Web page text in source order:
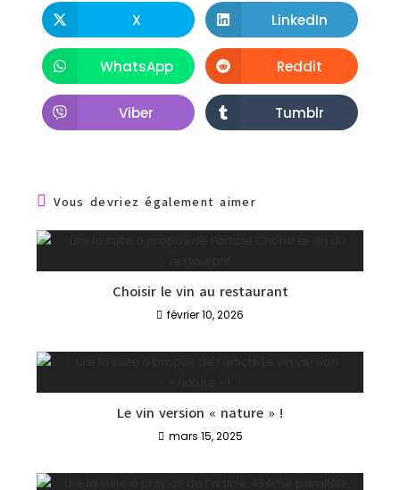
X LinkedIn
WhatsApp Reddit
Viber Tumblr
Vous devriez également aimer
Choisir le vin au restaurant
février 10, 2026
Le vin version « nature » !
mars 15, 2025